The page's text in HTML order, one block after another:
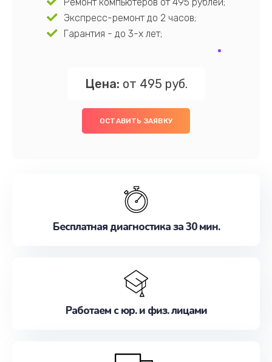
Экспресс-ремонт до 2 часов;
Гарантия - до 3-х лет;
Цена: от 495 руб.
ОСТАВИТЬ ЗАЯВКУ
Бесплатная диагностика за 30 мин.
Работаем с юр. и физ. лицами